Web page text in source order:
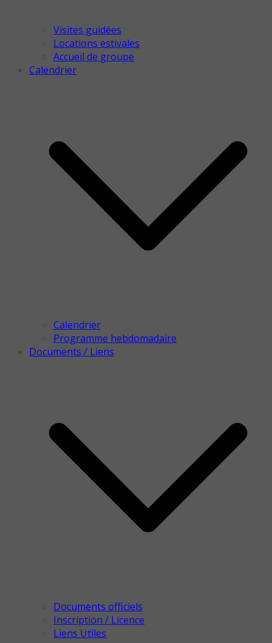
Visites guidées
Locations estivales
Accueil de groupe
Calendrier
Calendrier
Programme hebdomadaire
Documents / Liens
Documents officiels
Inscription / Licence
Liens Utiles